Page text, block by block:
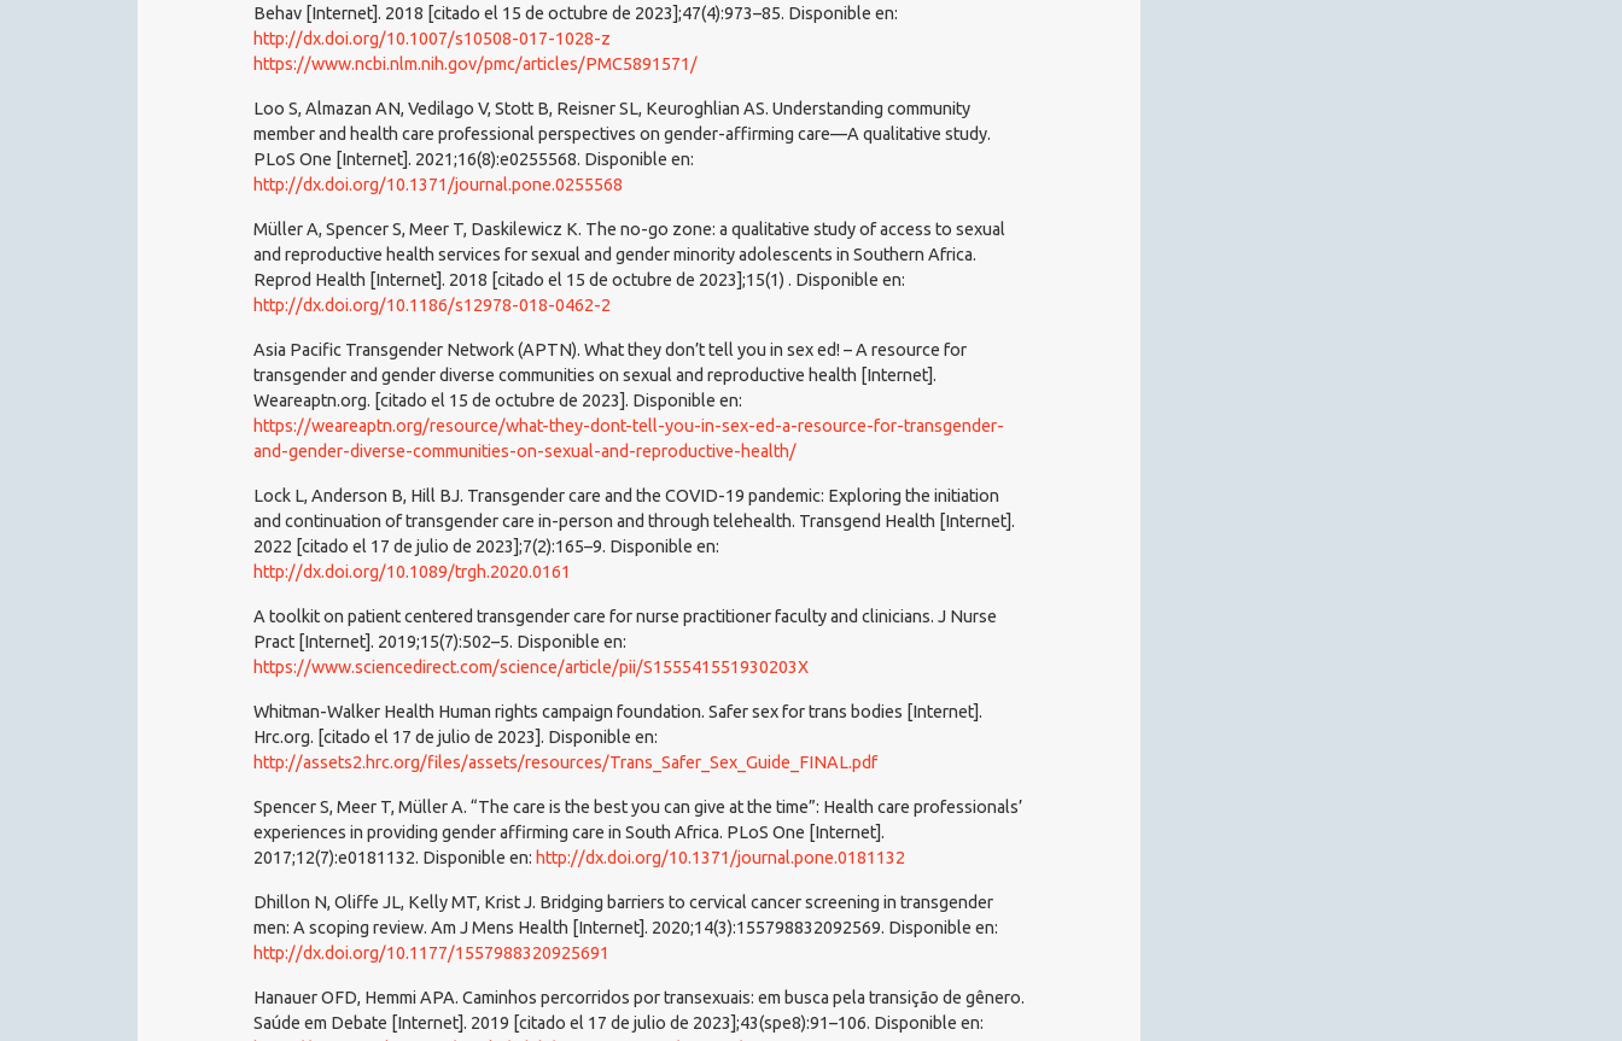
Behav [Internet]. 2018 [citado el 15 de octubre de 2023];47(4):973–85. Disponible en:
http://dx.doi.org/10.1007/s10508-017-1028-z
https://www.ncbi.nlm.nih.gov/pmc/articles/PMC5891571/
Loo S, Almazan AN, Vedilago V, Stott B, Reisner SL, Keuroghlian AS. Understanding community
member and health care professional perspectives on gender-affirming care—A qualitative study.
PLoS One [Internet]. 2021;16(8):e0255568. Disponible en:
http://dx.doi.org/10.1371/journal.pone.0255568
Müller A, Spencer S, Meer T, Daskilewicz K. The no-go zone: a qualitative study of access to sexual
and reproductive health services for sexual and gender minority adolescents in Southern Africa.
Reprod Health [Internet]. 2018 [citado el 15 de octubre de 2023];15(1) . Disponible en:
http://dx.doi.org/10.1186/s12978-018-0462-2
Asia Pacific Transgender Network (APTN). What they don’t tell you in sex ed! – A resource for
transgender and gender diverse communities on sexual and reproductive health [Internet].
Weareaptn.org. [citado el 15 de octubre de 2023]. Disponible en:
https://weareaptn.org/resource/what-they-dont-tell-you-in-sex-ed-a-resource-for-transgender-
and-gender-diverse-communities-on-sexual-and-reproductive-health/
Lock L, Anderson B, Hill BJ. Transgender care and the COVID-19 pandemic: Exploring the initiation
and continuation of transgender care in-person and through telehealth. Transgend Health [Internet].
2022 [citado el 17 de julio de 2023];7(2):165–9. Disponible en:
http://dx.doi.org/10.1089/trgh.2020.0161
A toolkit on patient centered transgender care for nurse practitioner faculty and clinicians. J Nurse
Pract [Internet]. 2019;15(7):502–5. Disponible en:
https://www.sciencedirect.com/science/article/pii/S155541551930203X
Whitman-Walker Health Human rights campaign foundation. Safer sex for trans bodies [Internet].
Hrc.org. [citado el 17 de julio de 2023]. Disponible en:
http://assets2.hrc.org/files/assets/resources/Trans_Safer_Sex_Guide_FINAL.pdf
Spencer S, Meer T, Müller A. “The care is the best you can give at the time”: Health care professionals’
experiences in providing gender affirming care in South Africa. PLoS One [Internet].
2017;12(7):e0181132. Disponible en: http://dx.doi.org/10.1371/journal.pone.0181132
Dhillon N, Oliffe JL, Kelly MT, Krist J. Bridging barriers to cervical cancer screening in transgender
men: A scoping review. Am J Mens Health [Internet]. 2020;14(3):155798832092569. Disponible en:
http://dx.doi.org/10.1177/1557988320925691
Hanauer OFD, Hemmi APA. Caminhos percorridos por transexuais: em busca pela transição de gênero.
Saúde em Debate [Internet]. 2019 [citado el 17 de julio de 2023];43(spe8):91–106. Disponible en: